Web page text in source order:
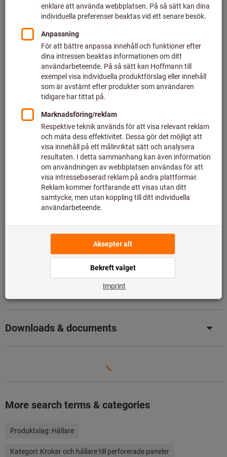
Price per 1 st.
plus VAT at the current ratePrices plus delivery costs
Individual prices for business customers afterlogin.
Legg i handlekurven
661 styck i lager
Add to wishlist Share article
Produktinformasjon
Downloads & documents
More search terms & categories
Produktslag: Hållare
Kategori: Krokar och hållare till perforerade paneler